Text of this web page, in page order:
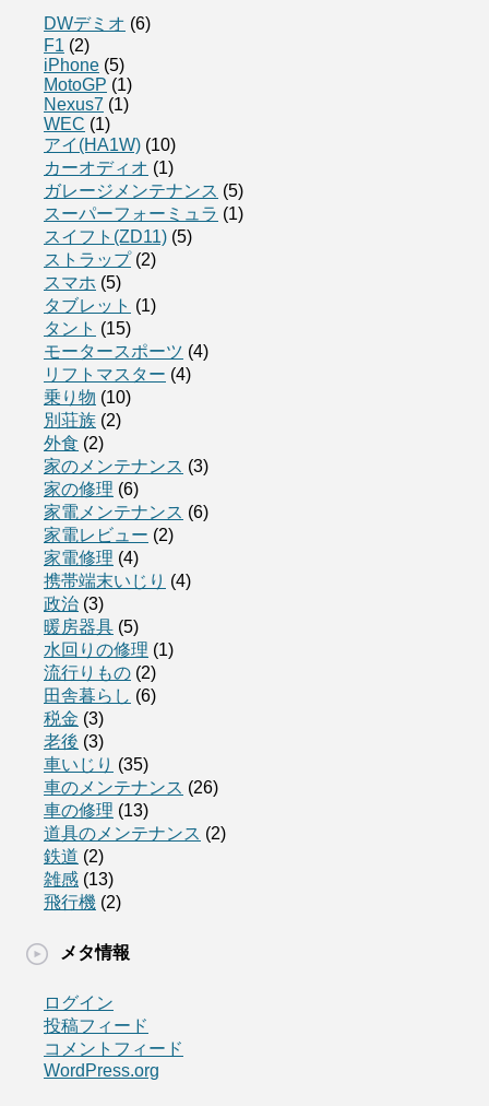
DWデミオ (6)
F1 (2)
iPhone (5)
MotoGP (1)
Nexus7 (1)
WEC (1)
アイ(HA1W) (10)
カーオディオ (1)
ガレージメンテナンス (5)
スーパーフォーミュラ (1)
スイフト(ZD11) (5)
ストラップ(2)
スマホ (5)
タブレット (1)
タント (15)
モータースポーツ (4)
リフトマスター (4)
乗り物 (10)
別荘族 (2)
外食 (2)
家のメンテナンス (3)
家の修理 (6)
家電メンテナンス (6)
家電レビュー (2)
家電修理 (4)
携帯端末いじり (4)
政治 (3)
暖房器具 (5)
水回りの修理 (1)
流行りもの (2)
田舎暮らし (6)
税金 (3)
老後 (3)
車いじり (35)
車のメンテナンス (26)
車の修理 (13)
道具のメンテナンス (2)
鉄道 (2)
雑感 (13)
飛行機 (2)
メタ情報
ログイン
投稿フィード
コメントフィード
WordPress.org